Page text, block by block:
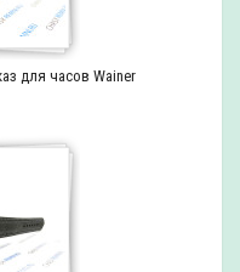
для часов Wainer